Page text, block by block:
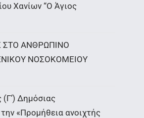
Χανίων “Ο Άγιος
ΑΝΘΡΩΠΙΝΟ
ΝΟΣΟΚΟΜΕΙΟΥ
Δημόσιας
«Προμήθεια ανοιχτής